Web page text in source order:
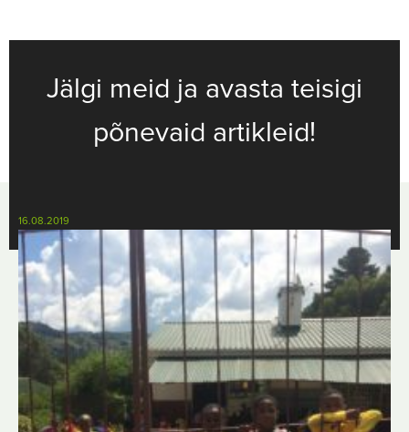
Jälgi meid ja avasta teisigi
põnevaid artikleid!
16.08.2019